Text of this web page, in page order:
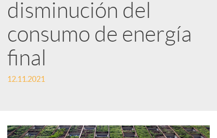
i
r
e
n
disminución del
consumo de energía
final
12.11.2021